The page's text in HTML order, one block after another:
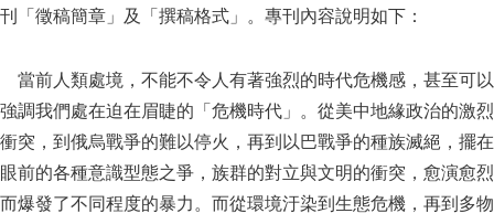
刊「徵稿簡章」及「撰稿格式」。專刊內容說明如下：
當前人類處境，不能不令人有著強烈的時代危機感，甚至可以
強調我們處在迫在眉睫的「危機時代」。從美中地緣政治的激烈
衝突，到俄烏戰爭的難以停火，再到以巴戰爭的種族滅絕，擺在
眼前的各種意識型態之爭，族群的對立與文明的衝突，愈演愈烈
而爆發了不同程度的暴力。而從環境汙染到生態危機，再到多物